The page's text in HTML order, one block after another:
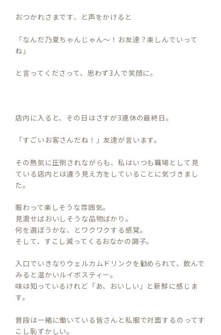
おつかれさまです、と声をかけると
「なんだ乃夏ちゃんじゃん～！お友達？楽しんでいって
ね」
と言ってくださって、思わず3人で笑顔に。
店内に入ると、その日はさすが3連休の最終日。
「すごいお客さんだね！」友達が言います。
その熱気に圧倒されながらも、私はいつも職場として見
ている店内とは違う見え方をしていることに気づきまし
た。
賑わって楽しそうな雰囲気。
見渡せばおいしそうな品物ばかり。
何を選ぼうかな、とワクワクする感覚。
そして、すこし減ってくるおなかの調子。
入口でいきなりウェルカムドリンクを勧められて、飲んで
みると温かいルイボスティー。
味は知っているけれど「あ、おいしい」と新鮮に感じま
す。
普段は一緒に働いている皆さんと私服で対面するのってす
こし恥ずかしい。